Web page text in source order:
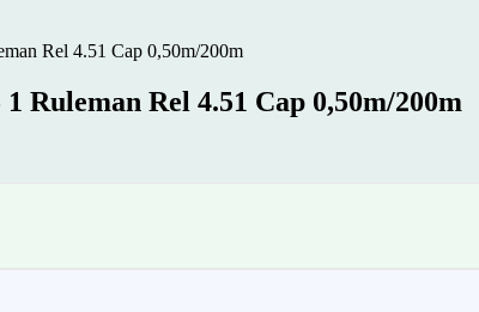
Ruleman Rel 4.51 Cap 0,50m/200m